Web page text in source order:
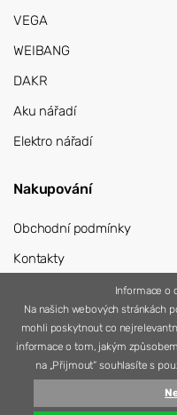
VEGA
WEIBANG
DAKR
Aku nářadí
Elektro nářadí
Nakupování
Obchodní podmínky
Kontakty
Informace o
Na našich webových stránkách
mohli poskytnout co
informace o tom, jakým
na „Přijmout“ souhlasíte s